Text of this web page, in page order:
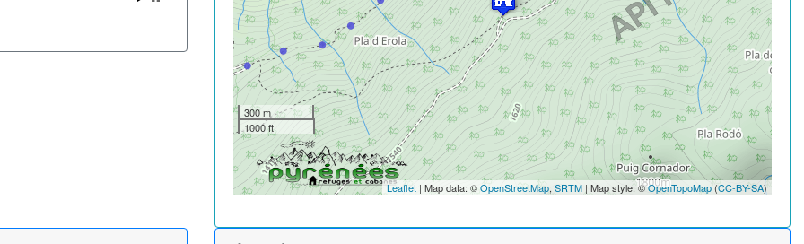
300 m
1000 ft
Leaflet | Map data: ©OpenStreetMap, SRTM | Map style: ©OpenTopoMap (CC-BY-SA)